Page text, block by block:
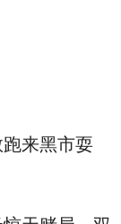
来黑市耍